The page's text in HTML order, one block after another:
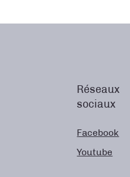
Réseaux
sociaux
Facebook
Youtube